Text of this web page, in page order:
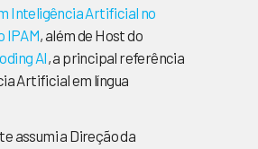
Inteligência Artificial no
IPAM, além de Host do
AI, a principal referência
Artificial em língua
assumi a Direção da